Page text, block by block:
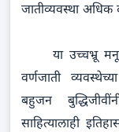
जातीव्यवस्था अधिक
या उच्चभ्रू
वर्णजाती
बहुजन
साहित्यालाही